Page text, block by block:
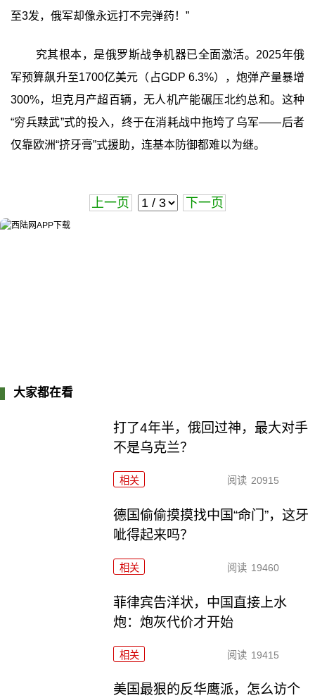
至3发，俄军却像永远打不完弹药！”
究其根本，是俄罗斯战争机器已全面激活。2025年俄
军预算飙升至1700亿美元（占GDP 6.3%），炮弹产量暴增
300%，坦克月产超百辆，无人机产能碾压北约总和。这种
“穷兵黩武”式的投入，终于在消耗战中拖垮了乌军——后者
仅靠欧洲“挤牙膏”式援助，连基本防御都难以为继。
上一页 下一页
大家都在看
打了4年半，俄回过神，最大对手
不是乌克兰？
相关 阅读 20915
德国偷偷摸摸找中国“命门”，这牙
呲得起来吗？
相关 阅读 19460
菲律宾告洋状，中国直接上水
炮：炮灰代价才开始
相关 阅读 19415
美国最狠的反华鹰派，怎么访个